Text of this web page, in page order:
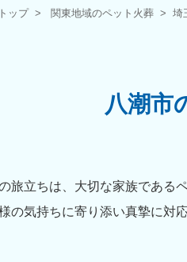
ップ 関東地域のペット火葬 埼
八潮市
旅立ちは、大切な家族である
の気持ちに寄り添い真摯に対